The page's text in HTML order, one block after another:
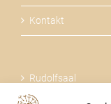
Kontakt
Rudolfsaal